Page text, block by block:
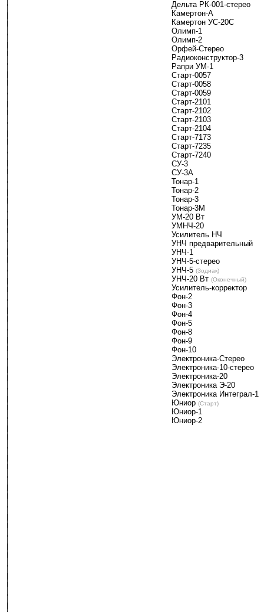
Дельта РК-001-стерео
Камертон-А
Камертон УС-20C
Олимп-1
Олимп-2
Орфей-Стерео
Радиоконструктор-3
Рапри УМ-1
Старт-0057
Старт-0058
Старт-0059
Старт-2101
Старт-2102
Старт-2103
Старт-2104
Старт-7173
Старт-7235
Старт-7240
СУ-3
СУ-3А
Тонар-1
Тонар-2
Тонар-3
Тонар-3М
УМ-20 Вт
УМНЧ-20
Усилитель НЧ
УНЧ предварительный
УНЧ-1
УНЧ-5-стерео
УНЧ-5- (Зодиак)
УНЧ-20 Вт- (Оконечный)
Усилитель-корректор
Фон-2
Фон-3
Фон-4
Фон-5
Фон-8
Фон-9
Фон-10
Электроника-Стерео
Электроника-10-стерео
Электроника-20
Электроника Э-20
Электроника Интеграл-1
Юниор- (Старт)
Юниор-1
Юниор-2